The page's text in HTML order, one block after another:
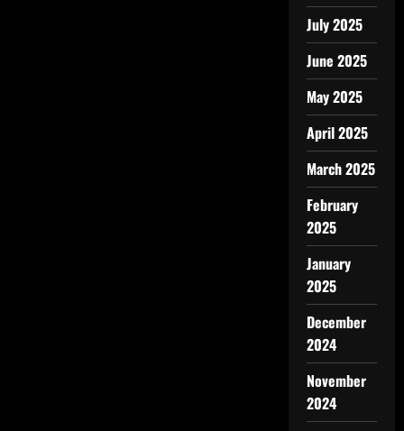
July 2025
June 2025
May 2025
April 2025
March 2025
February
2025
January
2025
December
2024
November
2024